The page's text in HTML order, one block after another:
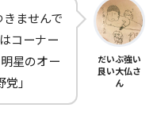
ませんで
コーナー
星のオー
」
だいぶ強い
良い大仏さ
ん